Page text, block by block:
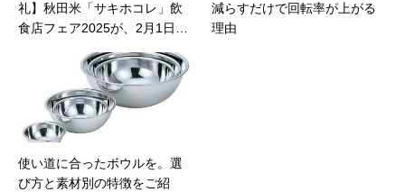
礼】秋田米「サキホコレ」飲
食店フェア2025が、2月1日
5店舗の飲食店にて開催されま
減らすだけで回転率が上がる
理由
使い道に合ったボウルを。選
び方と素材別の特徴をご紹